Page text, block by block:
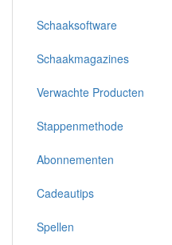
Schaaksoftware
Schaakmagazines
Verwachte Producten
Stappenmethode
Abonnementen
Cadeautips
Spellen